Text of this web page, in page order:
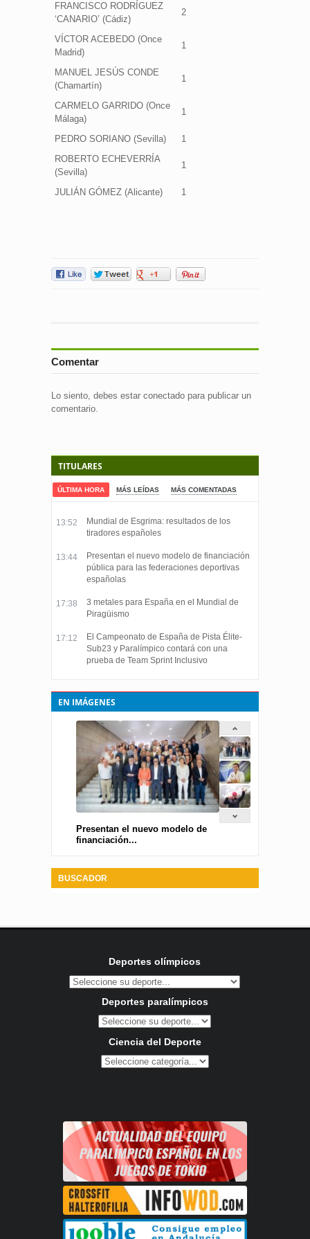
FRANCISCO RODRÍGUEZ
‘CANARIO’ (Cádiz)
2
VÍCTOR ACEBEDO (Once
Madrid)
1
MANUEL JESÚS CONDE
(Chamartín)
1
CARMELO GARRIDO (Once
Málaga)
1
PEDRO SORIANO (Sevilla)
1
ROBERTO ECHEVERRÍA
(Sevilla)
1
JULIÁN GÓMEZ (Alicante) 1
Comentar
Lo siento, debes estar conectado para publicar un
comentario.
TITULARES
ÚLTIMA HORA MÁS LEÍDAS MÁS COMENTADAS
13:52
Mundial de Esgrima: resultados de los
tiradores españoles
13:44
Presentan el nuevo modelo de financiación
pública para las federaciones deportivas
españolas
17:38
3 metales para España en el Mundial de
Piragüismo
17:12
El Campeonato de España de Pista Élite-
Sub23 y Paralímpico contará con una
prueba de Team Sprint Inclusivo
EN IMÁGENES
Presentan el nuevo modelo de
financiación...
BUSCADOR
Deportes olímpicos
Deportes paralímpicos
Ciencia del Deporte